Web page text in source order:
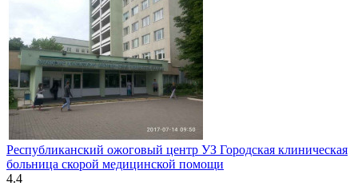
Республиканский ожоговый центр УЗ Городская клиническая
больница скорой медицинской помощи
4.4